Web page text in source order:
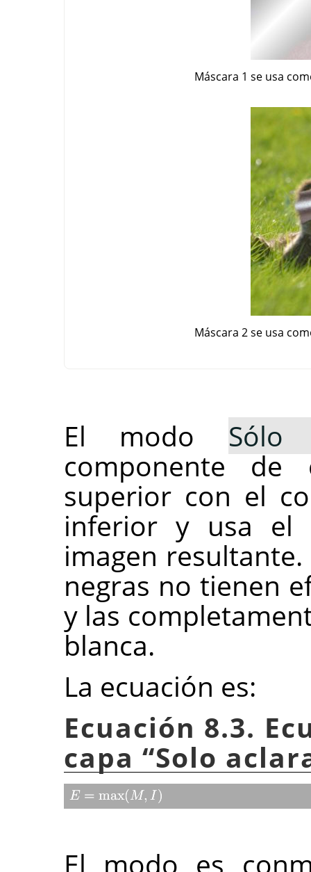
Máscara 1 se usa
Máscara 2 se usa
El modo Sólo
componente
superior con el
inferior y usa el
imagen
negras no tienen
y las
blanca.
La ecuación es:
Ecuación 8.3.
capa “Solo
El modo es